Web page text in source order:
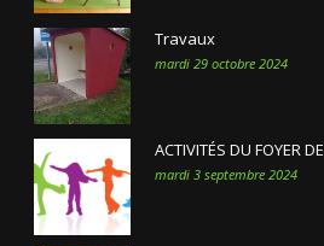
Travaux
mardi 29 octobre 2024
ACTIVITÉS DU FOYER
mardi 3 septembre 2024